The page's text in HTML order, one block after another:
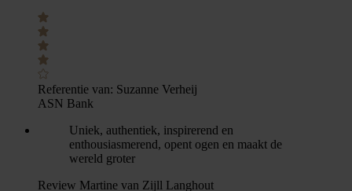
Referentie van: Suzanne Verheij
ASN Bank
Uniek, authentiek, inspirerend en
enthousiasmerend, opent ogen en maakt de
wereld groter
Review Martine van Zijll Langhout